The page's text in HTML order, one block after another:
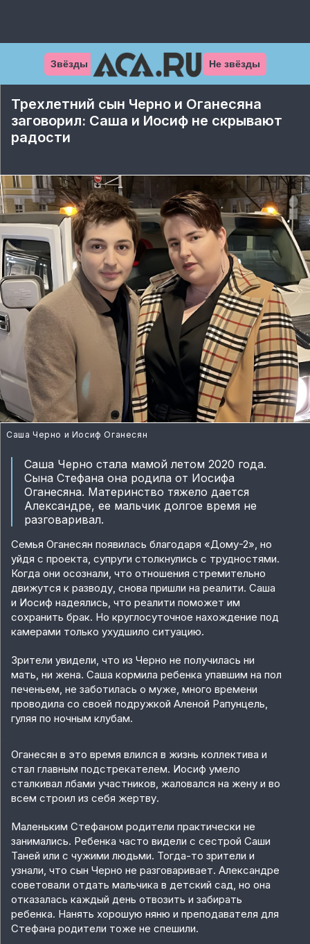
Звёзды Не звёзды
Трехлетний сын Черно и Оганесяна
заговорил: Саша и Иосиф не скрывают
радости
Саша Черно и Иосиф Оганесян
Саша Черно стала мамой летом 2020 года.
Сына Стефана она родила от Иосифа
Оганесяна. Материнство тяжело дается
Александре, ее мальчик долгое время не
разговаривал.
Семья Оганесян появилась благодаря «Дому-2», но
уйдя с проекта, супруги столкнулись с трудностями.
Когда они осознали, что отношения стремительно
движутся к разводу, снова пришли на реалити. Саша
и Иосиф надеялись, что реалити поможет им
сохранить брак. Но круглосуточное нахождение под
камерами только ухудшило ситуацию.
Зрители увидели, что из Черно не получилась ни
мать, ни жена. Саша кормила ребенка упавшим на пол
печеньем, не заботилась о муже, много времени
проводила со своей подружкой Аленой Рапунцель,
гуляя по ночным клубам.
Оганесян в это время влился в жизнь коллектива и
стал главным подстрекателем. Иосиф умело
сталкивал лбами участников, жаловался на жену и во
всем строил из себя жертву.
Маленьким Стефаном родители практически не
занимались. Ребенка часто видели с сестрой Саши
Таней или с чужими людьми. Тогда-то зрители и
узнали, что сын Черно не разговаривает. Александре
советовали отдать мальчика в детский сад, но она
отказалась каждый день отвозить и забирать
ребенка. Нанять хорошую няню и преподавателя для
Стефана родители тоже не спешили.